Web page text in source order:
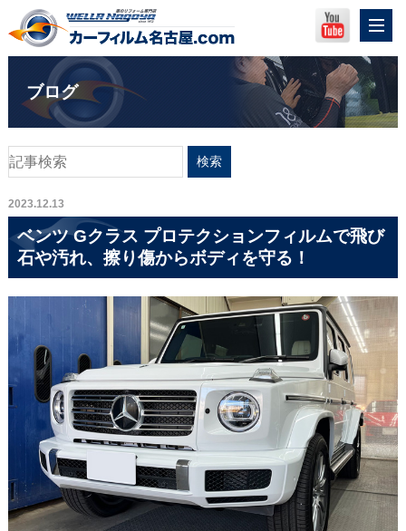
ブログ
2023.12.13
ベンツ Gクラス プロテクションフィルムで飛び
石や汚れ、擦り傷からボディを守る！